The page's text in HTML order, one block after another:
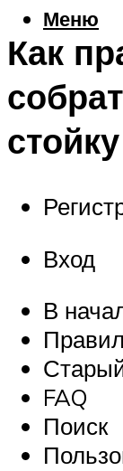
Меню
Как
Вход
В
FAQ
Поиск